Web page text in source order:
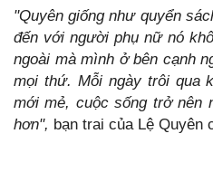
"Quyên giống như quyển
đến với người phụ nữ nó
ngoài mà mình ở bên cạnh
mọi thứ. Mỗi ngày trôi qua
mới mẻ, cuộc sống trở nên
hơn", bạn trai của Lệ Quyên